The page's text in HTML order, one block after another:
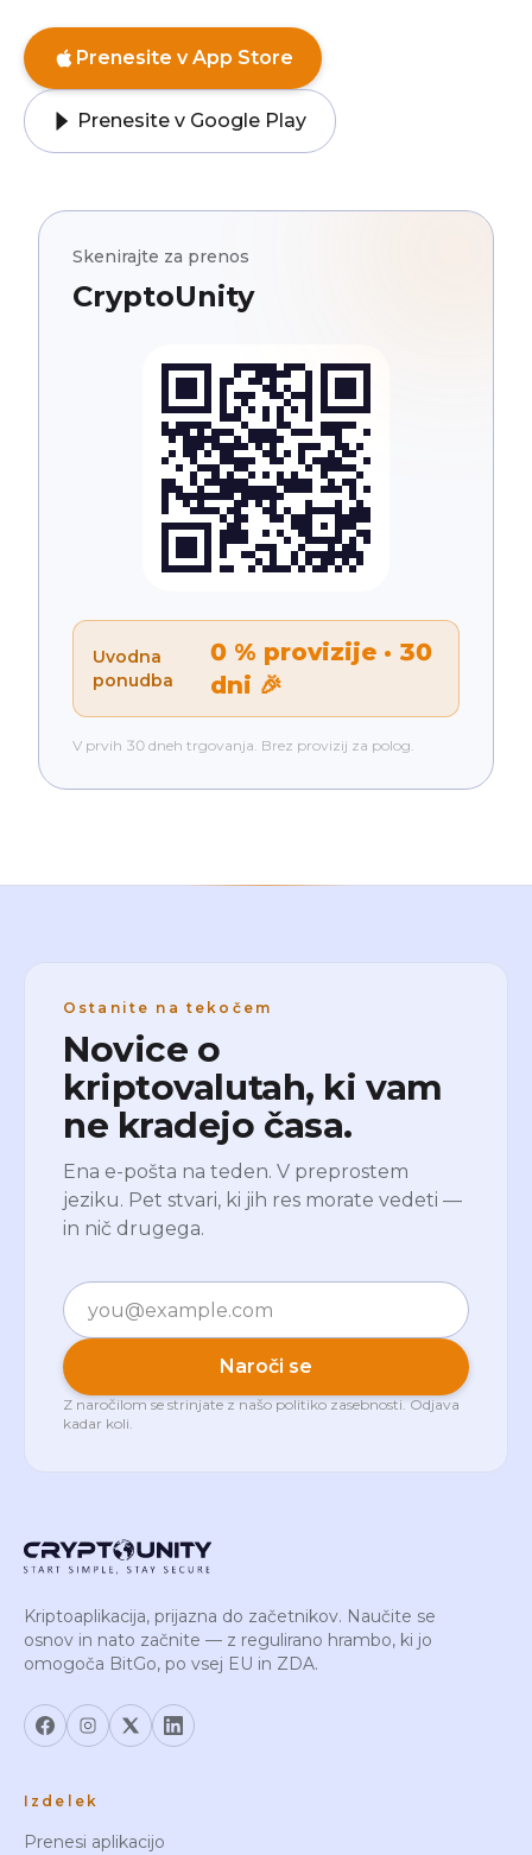
Prenesite v App Store
Prenesite v Google Play
Skenirajte za prenos
CryptoUnity
Uvodna
ponudba
0 % provizije · 30
dni 🎉
V prvih 30 dneh trgovanja. Brez provizij za polog.
Ostanite na tekočem
Novice o
kriptovalutah, ki vam
ne kradejo časa.
Ena e-pošta na teden. V preprostem
jeziku. Pet stvari, ki jih res morate vedeti —
in nič drugega.
E-pošta
Naroči se
Z naročilom se strinjate z našo politiko zasebnosti. Odjava
kadar koli.
Kriptoaplikacija, prijazna do začetnikov. Naučite se
osnov in nato začnite — z regulirano hrambo, ki jo
omogoča BitGo, po vsej EU in ZDA.
Izdelek
Prenesi aplikacijo